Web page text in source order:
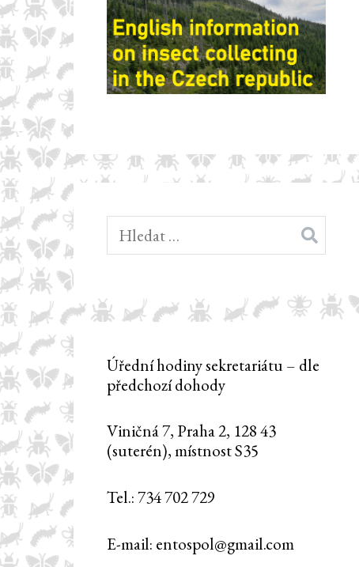
Vyhledávání
Úřední hodiny sekretariátu – dle
předchozí dohody
Viničná 7, Praha 2, 128 43
(suterén), místnost S35
Tel.: 734 702 729
E-mail: entospol@gmail.com